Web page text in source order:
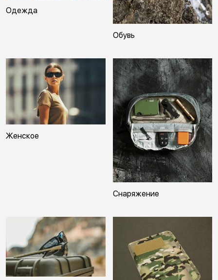
Одежда
Обувь
Женское
Снаряжение